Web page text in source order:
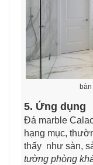
5. Ứng dụng
Đá marble
hạng mục,
thấy như sàn,
tường phòng